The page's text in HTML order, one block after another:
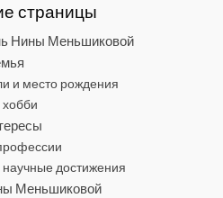
страницы
Нины Меньшиковой
и место рождения
достижения
Меньшиковой